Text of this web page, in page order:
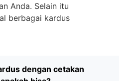
Anda. Selain itu
berbagai kardus
dengan cetakan